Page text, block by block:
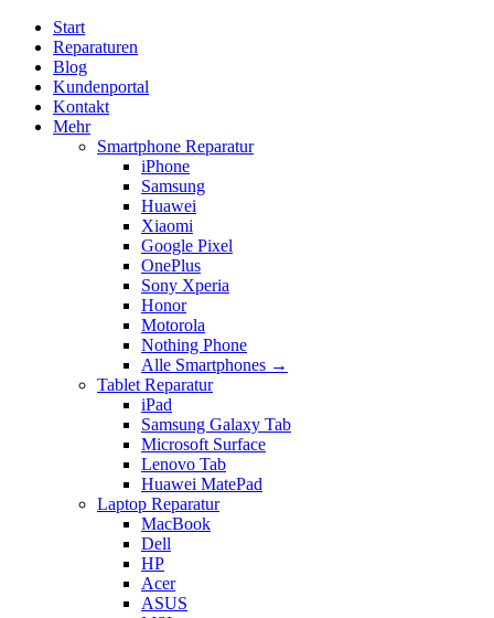
Start
Reparaturen
Blog
Kundenportal
Kontakt
Mehr
Smartphone Reparatur
iPhone
Samsung
Huawei
Xiaomi
Google Pixel
OnePlus
Sony Xperia
Honor
Motorola
Nothing Phone
Alle Smartphones →
Tablet Reparatur
iPad
Samsung Galaxy Tab
Microsoft Surface
Lenovo Tab
Huawei MatePad
Laptop Reparatur
MacBook
Dell
HP
Acer
ASUS